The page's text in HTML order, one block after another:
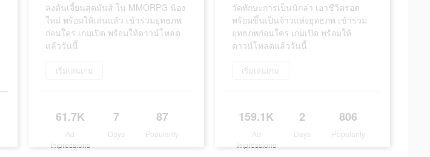
ลงดันเจี้ยนสุดมันส์ ใน MMORPG น้อง
ใหม่ พร้อมให้เล่นแล้ว เข้าร่วมยุทธภพ
ก่อนใคร เกมเปิด พร้อมให้ดาวน์โหลด
แล้ววันนี้
เริ่มเล่นเกม
61.7K
Ad
Impressions
7
Days
87
Popularity
วัดทักษะการเป็นนักล่า เอาชีวิตรอด
พร้อมขึ้นเป็นจ้าวแห่งยุทธภพ เข้าร่วม
ยุทธภพก่อนใคร เกมเปิด พร้อมให้
ดาวน์โหลดแล้ววันนี้
เริ่มเล่นเกม
159.1K
Ad
Impressions
2
Days
806
Popularity